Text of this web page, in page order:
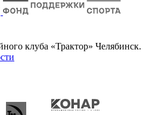
клуба «Трактор» Челябинск.